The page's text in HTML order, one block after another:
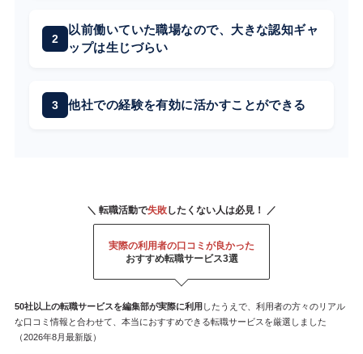
以前働いていた職場なので、大きな認知ギャ
ップは生じづらい
他社での経験を有効に活かすことができる
＼ 転職活動で失敗したくない人は必見！ ／
実際の利用者の口コミが良かった
おすすめ転職サービス3選
50社以上の転職サービスを編集部が実際に利用 したうえで、利用者の方々のリアル
な口コミ情報と合わせて、本当におすすめできる転職サービスを厳選しました
（2026年8月最新版）